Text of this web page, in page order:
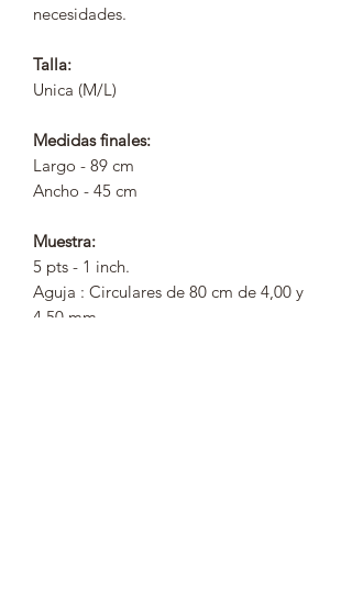
necesidades.
Talla:
Unica (M/L)
Medidas finales:
Largo - 89 cm
Ancho - 45 cm
Muestra:
5 pts - 1 inch.
Aguja : Circulares de 80 cm de 4,00 y
4,50 mm.